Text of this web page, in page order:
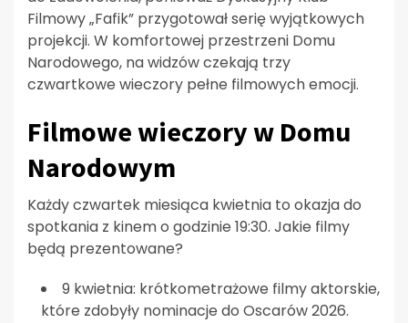
Filmowy „Fafik” przygotował serię wyjątkowych
projekcji. W komfortowej przestrzeni Domu
Narodowego, na widzów czekają trzy
czwartkowe wieczory pełne filmowych emocji.
Filmowe wieczory w Domu
Narodowym
Każdy czwartek miesiąca kwietnia to okazja do
spotkania z kinem o godzinie 19:30. Jakie filmy
będą prezentowane?
9 kwietnia: krótkometrażowe filmy aktorskie,
które zdobyły nominacje do Oscarów 2026.